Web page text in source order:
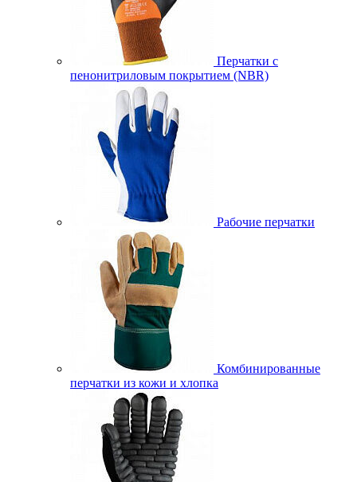
Перчатки с
пенонитриловым покрытием (NBR)
Рабочие перчатки
Комбинированные
перчатки из кожи и хлопка